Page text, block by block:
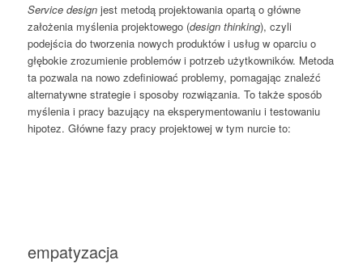
Service designjest metodą projektowania opartą o główne
założenia myślenia projektowego (design thinking), czyli
podejścia do tworzenia nowych produktów i usług w oparciu o
głębokie zrozumienie problemów i potrzeb użytkowników. Metoda
ta pozwala na nowo zdefiniować problemy, pomagając znaleźć
alternatywne strategie i sposoby rozwiązania. To także sposób
myślenia i pracy bazujący na eksperymentowaniu i testowaniu
hipotez. Główne fazy pracy projektowej w tym nurcie to:
empatyzacja